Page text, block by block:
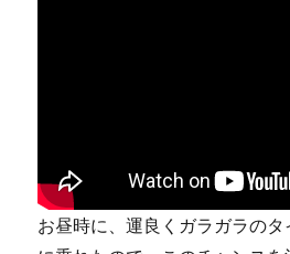
お昼時に、運良くガラガラの